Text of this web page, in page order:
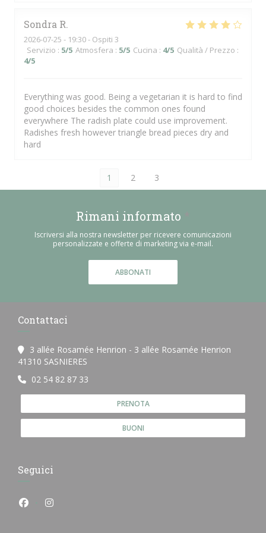
Sondra R
2026-07-25 - 19:30 - Ospiti 3
Servizio : 5/5 Atmosfera : 5/5 Cucina : 4/5 Qualità / Prezzo :
4/5
Everything was good. Being a vegetarian it is hard to find
good choices besides the common ones found
everywhere The radish plate could use improvement.
Radishes fresh however triangle bread pieces dry and
hard
1 2 3
Rimani informato
Iscriversi alla nostra newsletter per ricevere comunicazioni
personalizzate e offerte di marketing via e-mail.
ABBONATI
Contattaci
3 allée Rosamée Henrion - 3 allée Rosamée Henrion
41310 SASNIERES
02 54 82 87 33
PRENOTA
BUONI
Seguici
Facebook ((apre una nuova finestra))
Instagram ((apre una nuova finestra))